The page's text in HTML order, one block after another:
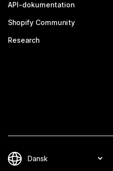
API-dokumentation
Shopify Community
Research